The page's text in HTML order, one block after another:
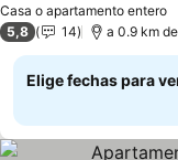
Casa o apartamento entero
5,8 14 a 0.9 km
Elige fechas para